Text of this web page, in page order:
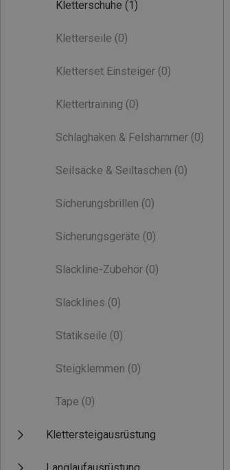
Kletterschuhe (1)
Kletterseile (0)
Kletterset Einsteiger (0)
Klettertraining (0)
Schlaghaken & Felshammer (0)
Seilsäcke & Seiltaschen (0)
Sicherungsbrillen (0)
Sicherungsgeräte (0)
Slackline-Zubehör (0)
Slacklines (0)
Statikseile (0)
Steigklemmen (0)
Tape (0)
Klettersteigausrüstung